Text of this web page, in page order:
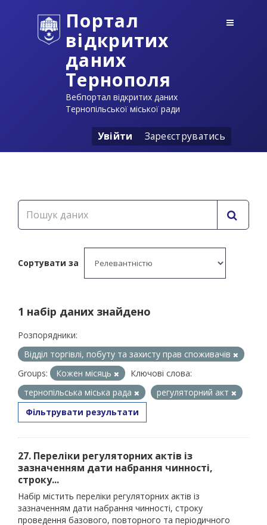
Портал
відкритих
даних
Тернополя
Вебпортал відкритих даних
Тернопільської міської ради
Увійти Зареєструватись
Сортувати за
1 набір даних знайдено
Розпорядники:
Відділ торгівлі, побуту та захисту прав споживачів
Groups:
Кожен місяць
Ключові слова:
тернопільська міська рада
регуляторний акт
Фільтрувати результати
27. Переліки регуляторних актів із
зазначенням дати набрання чинності,
строку...
Набір містить переліки регуляторних актів із
зазначенням дати набрання чинності, строку
проведення базового, повторного та періодичного